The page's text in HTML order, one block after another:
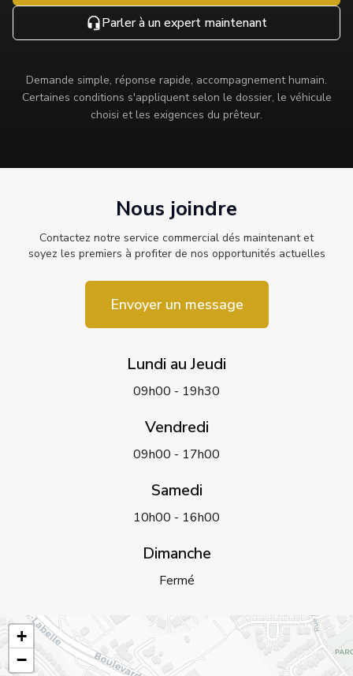
Parler à un expert maintenant
Demande simple, réponse rapide, accompagnement humain.
Certaines conditions s'appliquent selon le dossier, le véhicule
choisi et les exigences du prêteur.
Nous joindre
Contactez notre service commercial dés maintenant et
soyez les premiers à profiter de nos opportunités actuelles
Envoyer un message
Lundi au Jeudi
09h00 - 19h30
Vendredi
09h00 - 17h00
Samedi
10h00 - 16h00
Dimanche
Fermé
+
−